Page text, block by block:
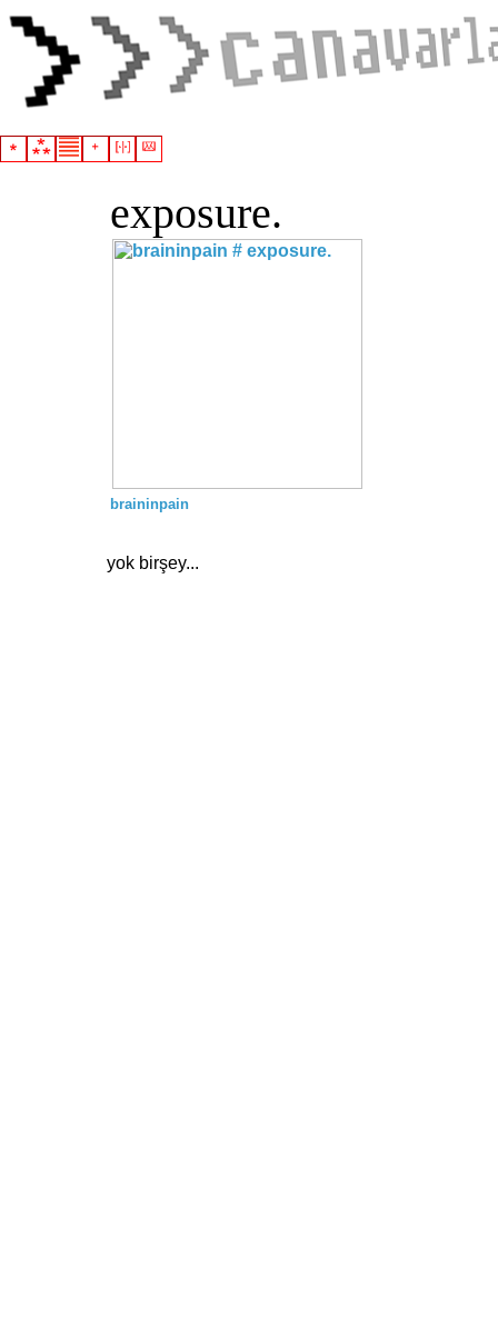
exposure.
braininpain
yok birşey...